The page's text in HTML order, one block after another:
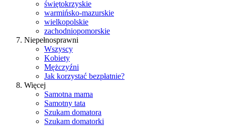
świętokrzyskie
warmińsko-mazurskie
wielkopolskie
zachodniopomorskie
Niepełnosprawni
Wszyscy
Kobiety
Mężczyźni
Jak korzystać bezpłatnie?
Więcej
Samotna mama
Samotny tata
Szukam domatora
Szukam domatorki